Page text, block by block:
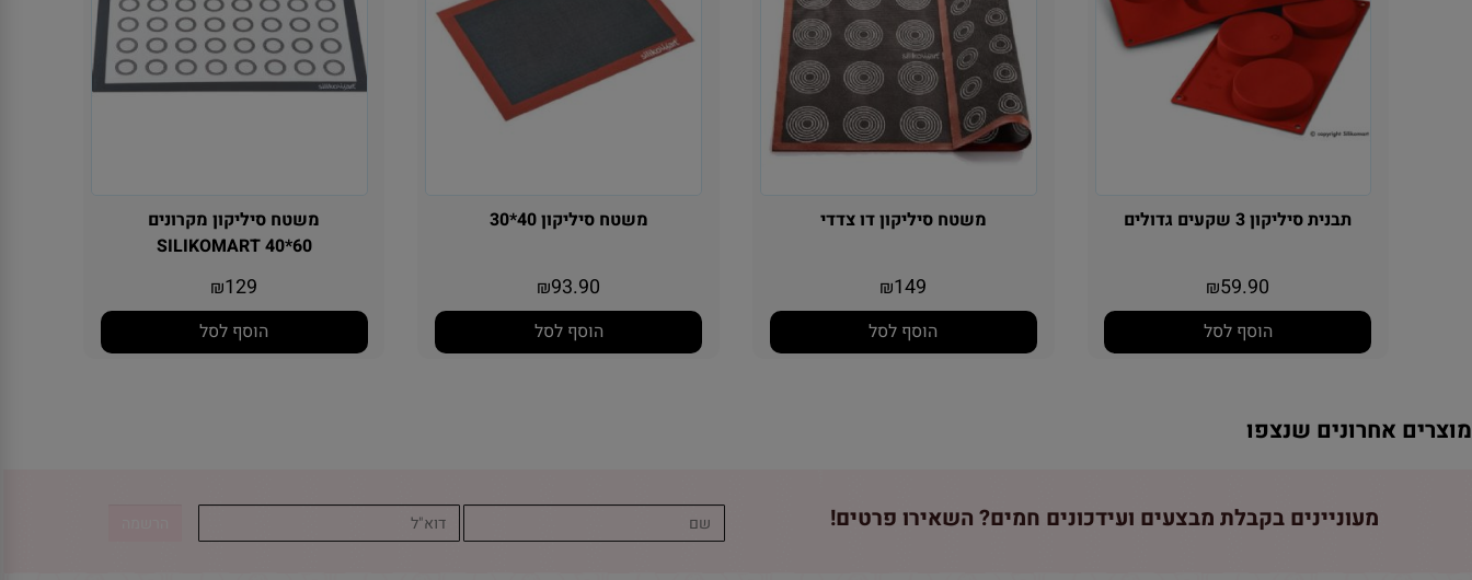
תבנית סיליקון 3 שקעים גדולים
₪59.90
הוסף לסל
משטח סיליקון דו צדדי
₪ 149
הוסף לסל
משטח סיליקון 40*30
₪93.90
הוסף לסל
משטח סיליקון מקרונים
SILIKOMART 40*60
₪ 129
הוסף לסל
אחרונים שנצפו
מעוניינים בקבלת מבצעים ועידכונים חמים? השאירו פרטים!